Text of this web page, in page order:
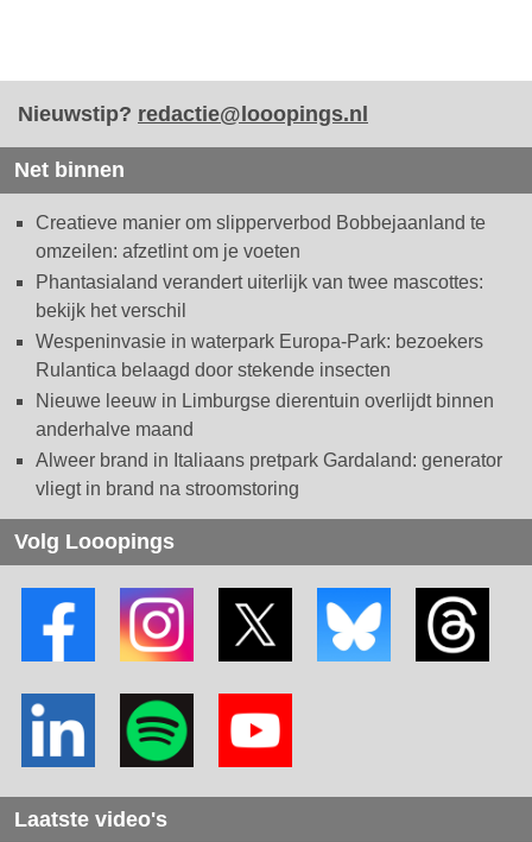
Nieuwstip? redactie@looopings.nl
Net binnen
Creatieve manier om slipperverbod Bobbejaanland te
omzeilen: afzetlint om je voeten
Phantasialand verandert uiterlijk van twee mascottes:
bekijk het verschil
Wespeninvasie in waterpark Europa-Park: bezoekers
Rulantica belaagd door stekende insecten
Nieuwe leeuw in Limburgse dierentuin overlijdt binnen
anderhalve maand
Alweer brand in Italiaans pretpark Gardaland: generator
vliegt in brand na stroomstoring
Volg Looopings
Laatste video's